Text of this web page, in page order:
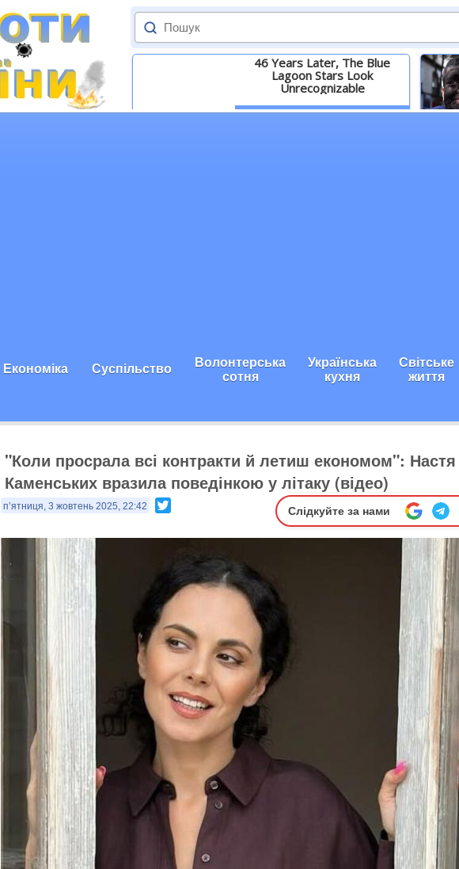
46 Years Later, The Blue
Lagoon Stars Look
Unrecognizable
Детальніше
Економіка Суспільство Волонтерська
сотня
Українська
кухня
Світське
життя
"Коли просрала всі контракти й летиш економом": Настя
Каменських вразила поведінкою у літаку (відео)
п’ятниця, 3 жовтень 2025, 22:42 Слідкуйте за нами